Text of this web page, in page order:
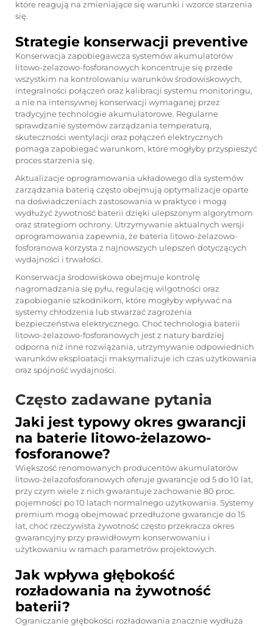
które reagują na zmieniające się warunki i wzorce starzenia
się.
Strategie konserwacji preventive
Konserwacja zapobiegawcza systemów akumulatorów
litowo-żelazowo-fosforanowych koncentruje się przede
wszystkim na kontrolowaniu warunków środowiskowych,
integralności połączeń oraz kalibracji systemu monitoringu,
a nie na intensywnej konserwacji wymaganej przez
tradycyjne technologie akumulatorowe. Regularne
sprawdzanie systemów zarządzania temperaturą,
skuteczności wentylacji oraz połączeń elektrycznych
pomaga zapobiegać warunkom, które mogłyby przyspieszyć
proces starzenia się.
Aktualizacje oprogramowania układowego dla systemów
zarządzania baterią często obejmują optymalizacje oparte
na doświadczeniach zastosowania w praktyce i mogą
wydłużyć żywotność baterii dzięki ulepszonym algorytmom
oraz strategiom ochrony. Utrzymywanie aktualnych wersji
oprogramowania zapewnia, że bateria litowo-żelazowo-
fosforanowa korzysta z najnowszych ulepszeń dotyczących
wydajności i trwałości.
Konserwacja środowiskowa obejmuje kontrolę
nagromadzania się pyłu, regulację wilgotności oraz
zapobieganie szkodnikom, które mogłyby wpływać na
systemy chłodzenia lub stwarzać zagrożenia
bezpieczeństwa elektrycznego. Choć technologia baterii
litowo-żelazowo-fosforanowych jest z natury bardziej
odporna niż inne rozwiązania, utrzymywanie odpowiednich
warunków eksploatacji maksymalizuje ich czas użytkowania
oraz spójność wydajności.
Często zadawane pytania
Jaki jest typowy okres gwarancji
na baterie litowo-żelazowo-
fosforanowe?
Większość renomowanych producentów akumulatorów
litowo-żelazofosforanowych oferuje gwarancje od 5 do 10 lat,
przy czym wiele z nich gwarantuje zachowanie 80 proc.
pojemności po 10 latach normalnego użytkowania. Systemy
premium mogą obejmować przedłużone gwarancje do 15
lat, choć rzeczywista żywotność często przekracza okres
gwarancyjny przy prawidłowym konserwowaniu i
użytkowaniu w ramach parametrów projektowych.
Jak wpływa głębokość
rozładowania na żywotność
baterii?
Ograniczanie głębokości rozładowania znacznie wydłuża